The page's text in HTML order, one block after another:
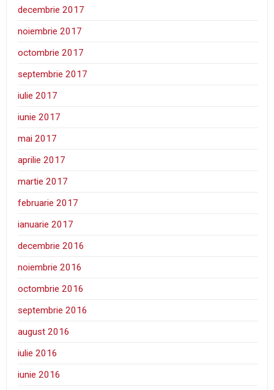
decembrie 2017
noiembrie 2017
octombrie 2017
septembrie 2017
iulie 2017
iunie 2017
mai 2017
aprilie 2017
martie 2017
februarie 2017
ianuarie 2017
decembrie 2016
noiembrie 2016
octombrie 2016
septembrie 2016
august 2016
iulie 2016
iunie 2016